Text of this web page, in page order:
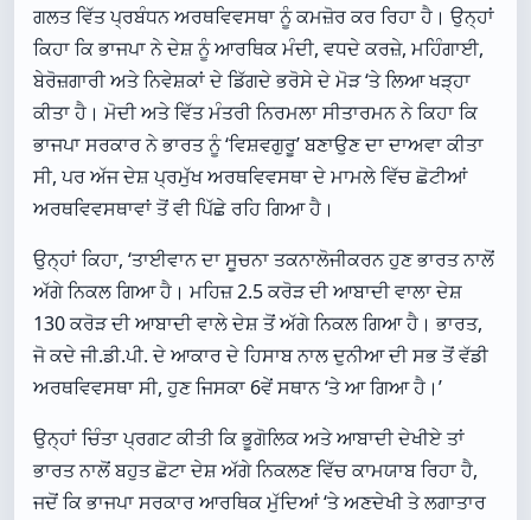
ਗਲਤ ਵਿੱਤ ਪ੍ਰਬੰਧਨ ਅਰਥਵਿਵਸਥਾ ਨੂੰ ਕਮਜ਼ੋਰ ਕਰ ਰਿਹਾ ਹੈ। ਉਨ੍ਹਾਂ
ਕਿਹਾ ਕਿ ਭਾਜਪਾ ਨੇ ਦੇਸ਼ ਨੂੰ ਆਰਥਿਕ ਮੰਦੀ, ਵਧਦੇ ਕਰਜ਼ੇ, ਮਹਿੰਗਾਈ,
ਬੇਰੋਜ਼ਗਾਰੀ ਅਤੇ ਨਿਵੇਸ਼ਕਾਂ ਦੇ ਡਿੱਗਦੇ ਭਰੋਸੇ ਦੇ ਮੋੜ ‘ਤੇ ਲਿਆ ਖੜ੍ਹਾ
ਕੀਤਾ ਹੈ। ਮੋਦੀ ਅਤੇ ਵਿੱਤ ਮੰਤਰੀ ਨਿਰਮਲਾ ਸੀਤਾਰਮਨ ਨੇ ਕਿਹਾ ਕਿ
ਭਾਜਪਾ ਸਰਕਾਰ ਨੇ ਭਾਰਤ ਨੂੰ ‘ਵਿਸ਼ਵਗੁਰੂ’ ਬਣਾਉਣ ਦਾ ਦਾਅਵਾ ਕੀਤਾ
ਸੀ, ਪਰ ਅੱਜ ਦੇਸ਼ ਪ੍ਰਮੁੱਖ ਅਰਥਵਿਵਸਥਾ ਦੇ ਮਾਮਲੇ ਵਿੱਚ ਛੋਟੀਆਂ
ਅਰਥਵਿਵਸਥਾਵਾਂ ਤੋਂ ਵੀ ਪਿੱਛੇ ਰਹਿ ਗਿਆ ਹੈ।
ਉਨ੍ਹਾਂ ਕਿਹਾ, ‘ਤਾਈਵਾਨ ਦਾ ਸੂਚਨਾ ਤਕਨਾਲੋਜੀਕਰਨ ਹੁਣ ਭਾਰਤ ਨਾਲੋਂ
ਅੱਗੇ ਨਿਕਲ ਗਿਆ ਹੈ। ਮਹਿਜ਼ 2.5 ਕਰੋੜ ਦੀ ਆਬਾਦੀ ਵਾਲਾ ਦੇਸ਼
130 ਕਰੋੜ ਦੀ ਆਬਾਦੀ ਵਾਲੇ ਦੇਸ਼ ਤੋਂ ਅੱਗੇ ਨਿਕਲ ਗਿਆ ਹੈ। ਭਾਰਤ,
ਜੋ ਕਦੇ ਜੀ.ਡੀ.ਪੀ. ਦੇ ਆਕਾਰ ਦੇ ਹਿਸਾਬ ਨਾਲ ਦੁਨੀਆ ਦੀ ਸਭ ਤੋਂ ਵੱਡੀ
ਅਰਥਵਿਵਸਥਾ ਸੀ, ਹੁਣ ਜਿਸਕਾ 6ਵੇਂ ਸਥਾਨ ‘ਤੇ ਆ ਗਿਆ ਹੈ।’
ਉਨ੍ਹਾਂ ਚਿੰਤਾ ਪ੍ਰਗਟ ਕੀਤੀ ਕਿ ਭੂਗੋਲਿਕ ਅਤੇ ਆਬਾਦੀ ਦੇਖੀਏ ਤਾਂ
ਭਾਰਤ ਨਾਲੋਂ ਬਹੁਤ ਛੋਟਾ ਦੇਸ਼ ਅੱਗੇ ਨਿਕਲਣ ਵਿੱਚ ਕਾਮਯਾਬ ਰਿਹਾ ਹੈ,
ਜਦੋਂ ਕਿ ਭਾਜਪਾ ਸਰਕਾਰ ਆਰਥਿਕ ਮੁੱਦਿਆਂ ‘ਤੇ ਅਣਦੇਖੀ ਤੇ ਲਗਾਤਾਰ